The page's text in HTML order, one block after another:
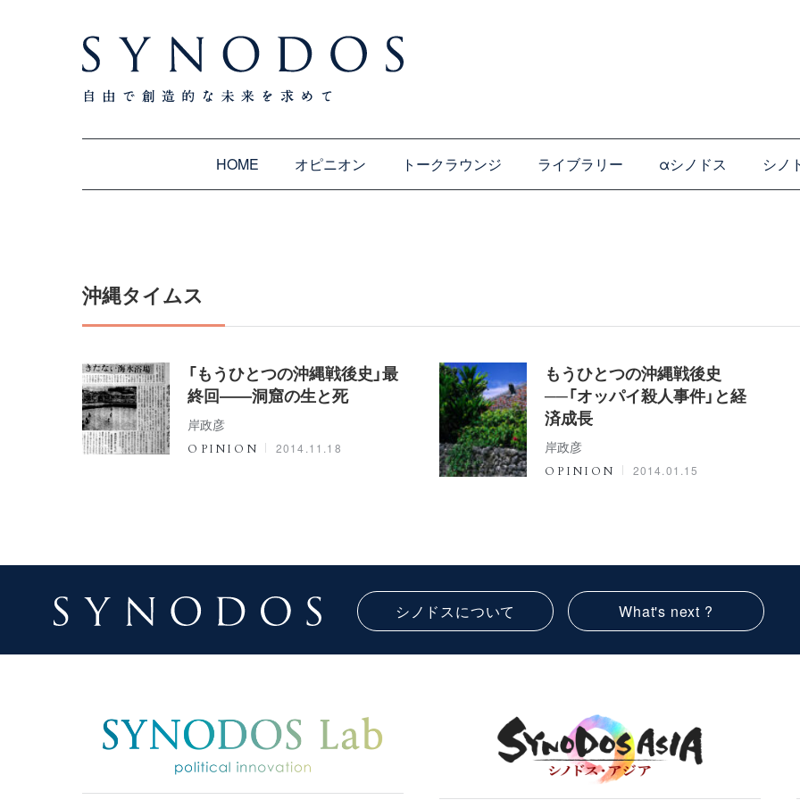
HOME オピニオン トークラウンジ ライブラリー αシノドス シノ
沖縄タイムス
「もうひとつの沖縄戦後史」最
終回――洞窟の生と死
岸政彦
OPINION 2014.11.18
もうひとつの沖縄戦後史
──「オッパイ殺人事件」と経
済成長
岸政彦
OPINION 2014.01.15
シノドスについて What's next ?